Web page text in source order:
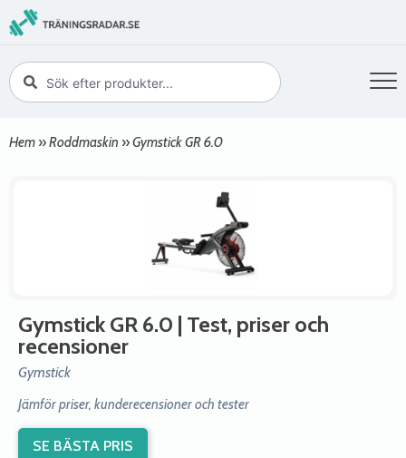
Hem »Roddmaskin »Gymstick GR 6.0
Gymstick GR 6.0 | Test, priser och
recensioner
Gymstick
Jämför priser, kunderecensioner och tester
SE BÄSTA PRIS